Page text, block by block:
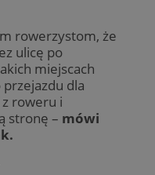
rowerzystom, że
ulicę po
miejscach
dla
roweru i
stronę – mówi